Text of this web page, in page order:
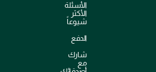
الأسئلة
الأكثر
شيوعاً
الدفع
شارك
مع